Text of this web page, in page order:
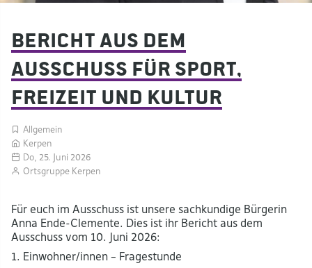
Bericht aus dem
Ausschuss für Sport,
Freizeit und Kultur
Allgemein
Kerpen
Do, 25. Juni 2026
Ortsgruppe Kerpen
Für euch im Ausschuss ist unsere sachkundige Bürgerin
Anna Ende-Clemente. Dies ist ihr Bericht aus dem
Ausschuss vom 10. Juni 2026:
1. Einwohner/innen – Fragestunde